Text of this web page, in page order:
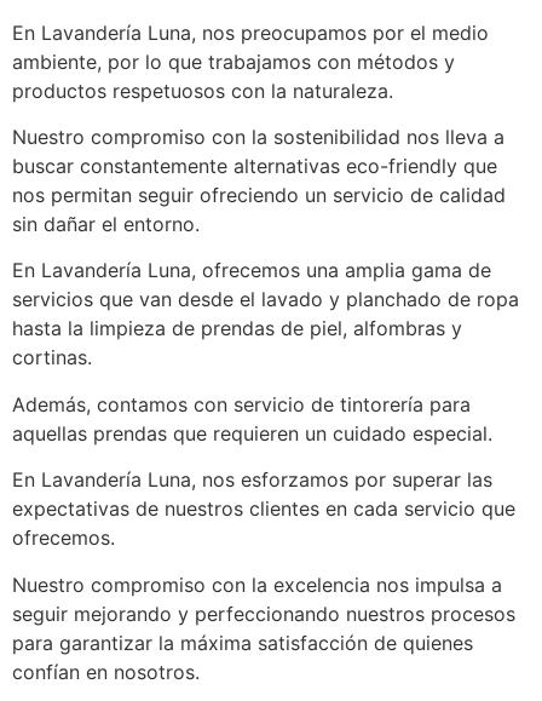
En Lavandería Luna, nos preocupamos por el medio
ambiente, por lo que trabajamos con métodos y
productos respetuosos con la naturaleza.
Nuestro compromiso con la sostenibilidad nos lleva a
buscar constantemente alternativas eco-friendly que
nos permitan seguir ofreciendo un servicio de calidad
sin dañar el entorno.
En Lavandería Luna, ofrecemos una amplia gama de
servicios que van desde el lavado y planchado de ropa
hasta la limpieza de prendas de piel, alfombras y
cortinas.
Además, contamos con servicio de tintorería para
aquellas prendas que requieren un cuidado especial.
En Lavandería Luna, nos esforzamos por superar las
expectativas de nuestros clientes en cada servicio que
ofrecemos.
Nuestro compromiso con la excelencia nos impulsa a
seguir mejorando y perfeccionando nuestros procesos
para garantizar la máxima satisfacción de quienes
confían en nosotros.